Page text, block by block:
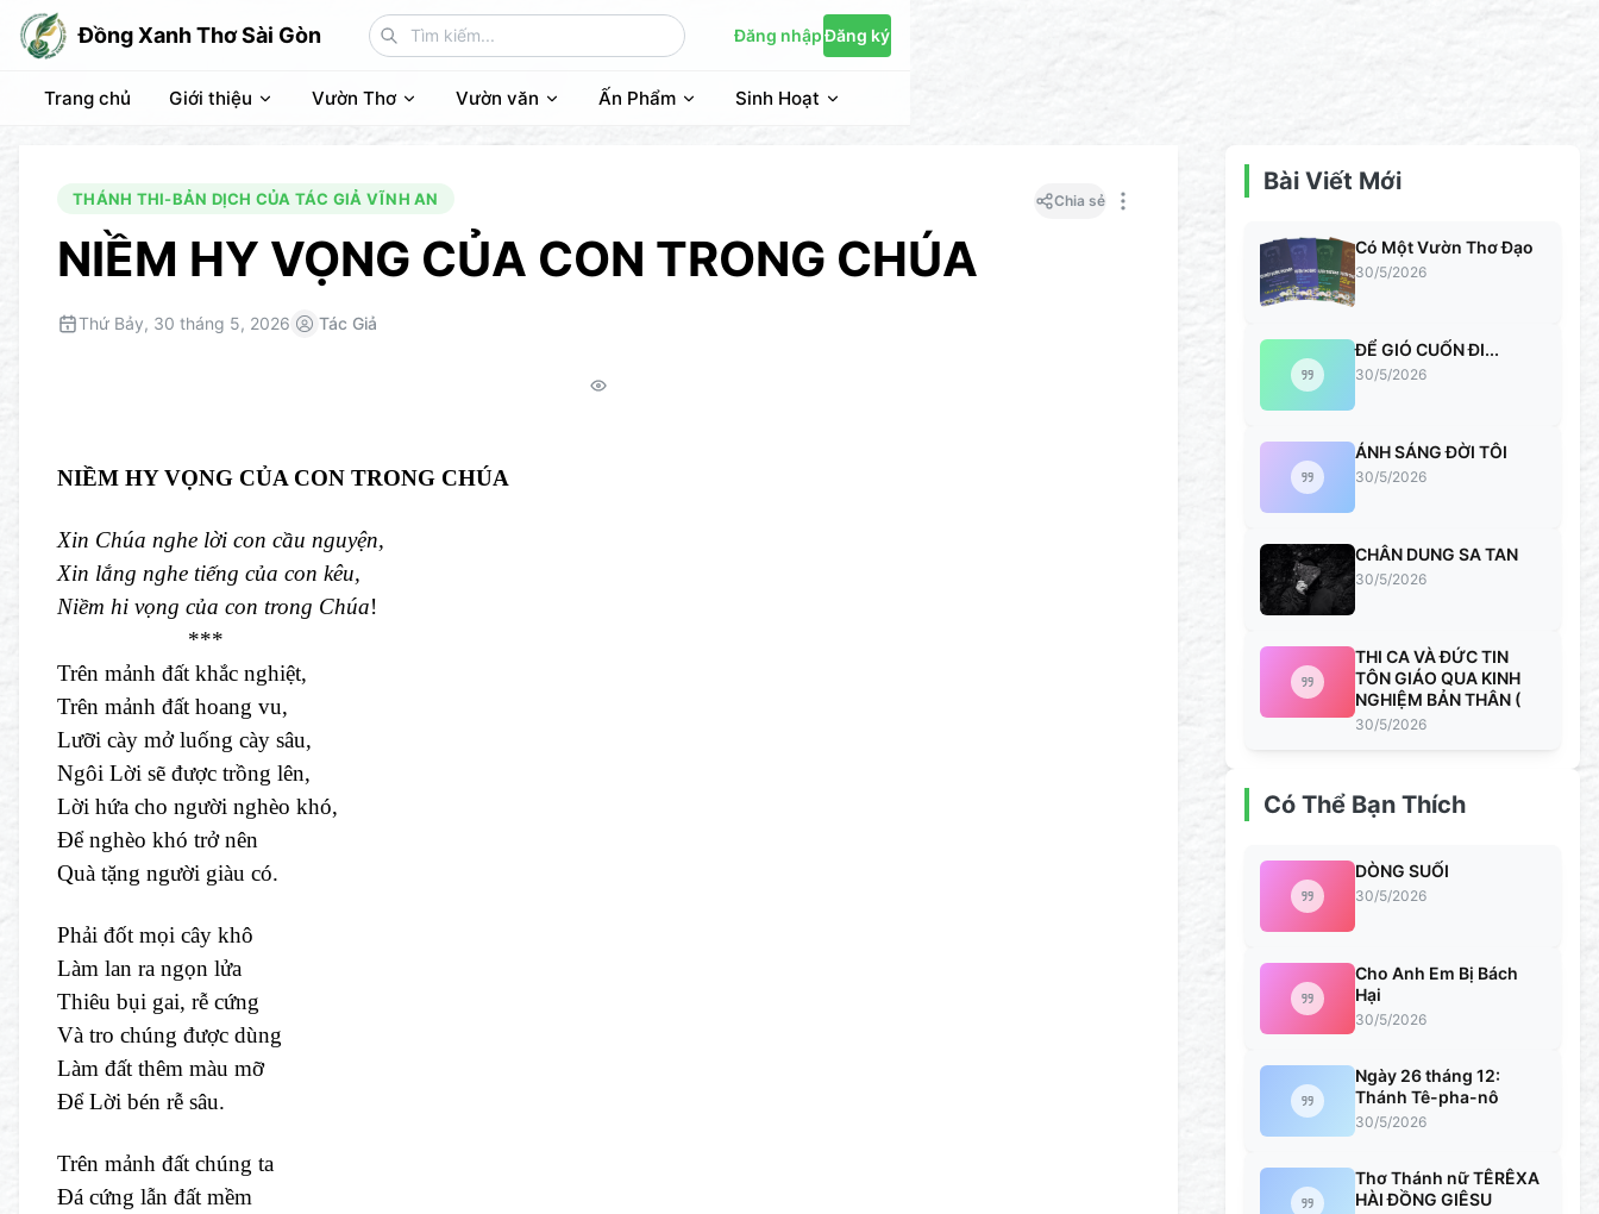
Đồng Xanh Thơ Sài Gòn Đăng nhậpĐăng ký
Trang chủ Giới thiệu Vườn Thơ Vườn văn Ấn Phẩm Sinh Hoạt
THÁNH THI-BẢN DỊCH CỦA TÁC GIẢ VĨNH AN
NIỀM HY VỌNG CỦA CON TRONG CHÚA
Chia sẻ
Thứ Bảy, 30 tháng 5, 2026 Tác Giả
NIỀM HY VỌNG CỦA CON TRONG CHÚA
Xin Chúa nghe lời con cầu nguyện,
Xin lắng nghe tiếng của con kêu,
Niềm hi vọng của con trong Chúa!
***
Trên mảnh đất khắc nghiệt,
Trên mảnh đất hoang vu,
Lưỡi cày mở luống cày sâu,
Ngôi Lời sẽ được trồng lên,
Lời hứa cho người nghèo khó,
Để nghèo khó trở nên
Quà tặng người giàu có.
Phải đốt mọi cây khô
Làm lan ra ngọn lửa
Thiêu bụi gai, rễ cứng
Và tro chúng được dùng
Làm đất thêm màu mỡ
Để Lời bén rễ sâu.
Trên mảnh đất chúng ta
Đá cứng lẫn đất mềm
Bài Viết Mới
Có Một Vườn Thơ Đạo
30/5/2026
ĐỂ GIÓ CUỐN ĐI...
30/5/2026
ÁNH SÁNG ĐỜI TÔI
30/5/2026
CHÂN DUNG SA TAN
30/5/2026
THI CA VÀ ĐỨC TIN
TÔN GIÁO QUA KINH
NGHIỆM BẢN THÂN (
30/5/2026
Có Thể Bạn Thích
DÒNG SUỐI
30/5/2026
Cho Anh Em Bị Bách
Hại
30/5/2026
Ngày 26 tháng 12:
Thánh Tê-pha-nô
30/5/2026
Thơ Thánh nữ TÊRÊXA
HÀI ĐỒNG GIÊSU